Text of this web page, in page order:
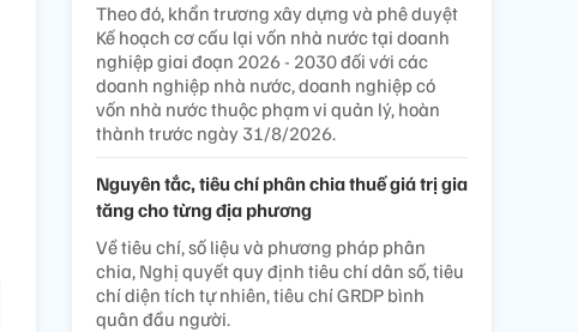
Theo đó, khẩn trương xây dựng và phê duyệt
Kế hoạch cơ cấu lại vốn nhà nước tại doanh
nghiệp giai đoạn 2026 - 2030 đối với các
doanh nghiệp nhà nước, doanh nghiệp có
vốn nhà nước thuộc phạm vi quản lý, hoàn
thành trước ngày 31/8/2026.
Nguyên tắc, tiêu chí phân chia thuế giá trị gia
tăng cho từng địa phương
Về tiêu chí, số liệu và phương pháp phân
chia, Nghị quyết quy định tiêu chí dân số, tiêu
chí diện tích tự nhiên, tiêu chí GRDP bình
quân đầu người.